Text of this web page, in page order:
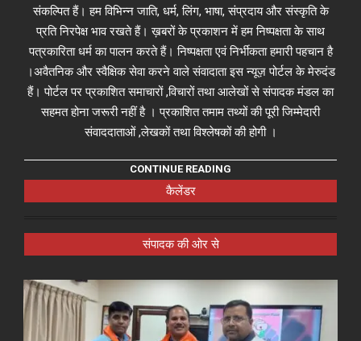
संकल्पित हैं। हम विभिन्न जाति, धर्म, लिंग, भाषा, संप्रदाय और संस्कृति के
प्रति निरपेक्ष भाव रखते हैं। ख़बरों के प्रकाशन में हम निष्पक्षता के साथ
पत्रकारिता धर्म का पालन करते हैं। निष्पक्षता एवं निर्भीकता हमारी पहचान है
।अवैतनिक और स्वैक्षिक सेवा करने वाले संवादाता इस न्यूज़ पोर्टल के मेरुदंड
हैं। पोर्टल पर प्रकाशित समाचारों ,विचारों तथा आलेखों से संपादक मंडल का
सहमत होना जरूरी नहीं है । प्रकाशित तमाम तथ्यों की पूरी जिम्मेदारी
संवाददाताओं ,लेखकों तथा विश्लेषकों की होगी ।
CONTINUE READING
कैलेंडर
संपादक की ओर से